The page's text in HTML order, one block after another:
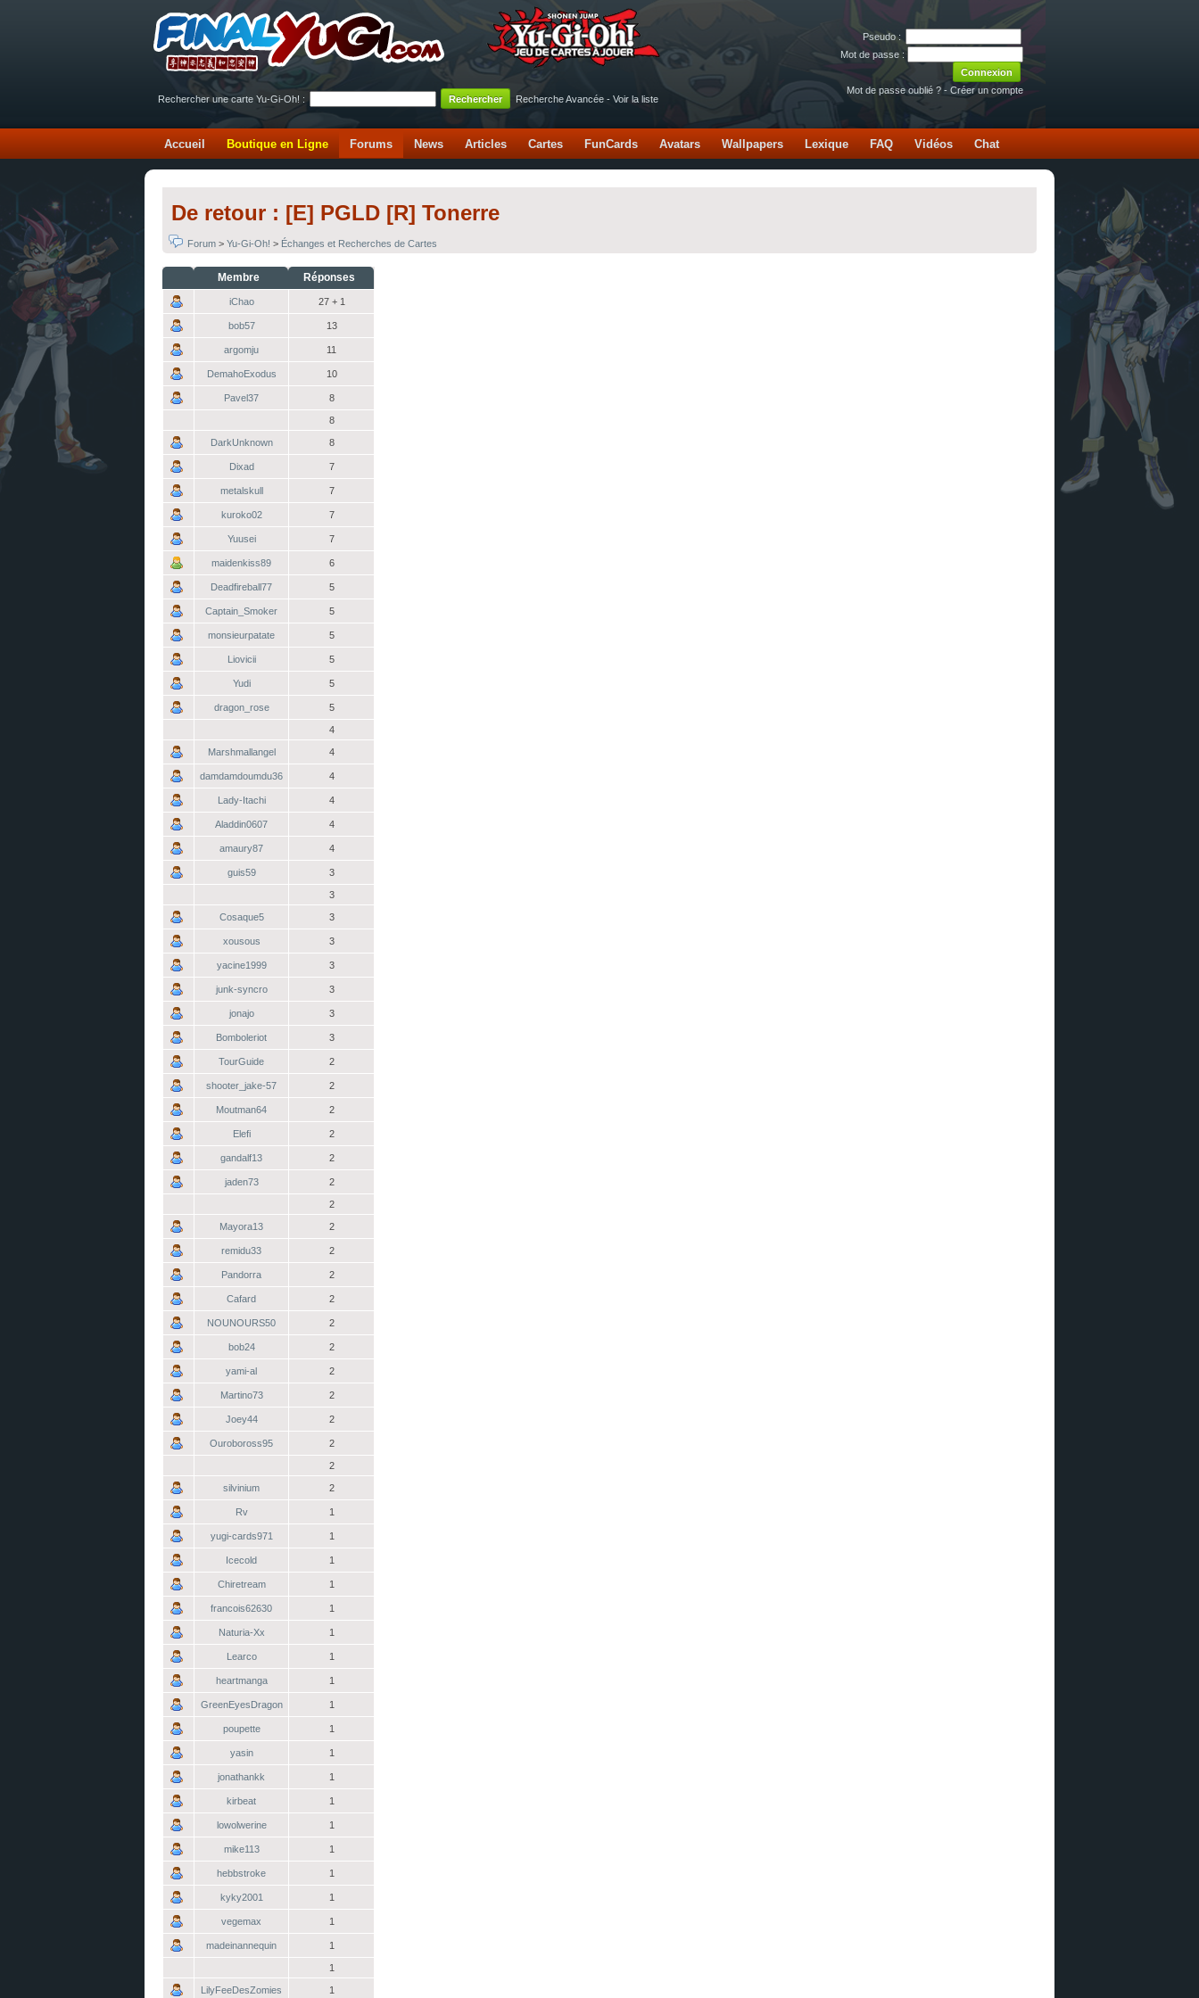
Pseudo :
Mot de passe :
Mot de passe oublié ? - Créer un compte
Rechercher une carte Yu-Gi-Oh! :
Recherche Avancée - Voir la liste
Accueil Boutique en Ligne Forums News Articles Cartes FunCards Avatars Wallpapers Lexique FAQ Vidéos Chat
De retour : [E] PGLD [R] Tonerre
Forum > Yu-Gi-Oh! > Échanges et Recherches de Cartes
Membre Réponses
iChao 27 + 1
bob57 13
argomju 11
DemahoExodus 10
Pavel37 8
8
DarkUnknown 8
Dixad 7
metalskull 7
kuroko02 7
Yuusei 7
maidenkiss89 6
Deadfireball77 5
Captain_Smoker 5
monsieurpatate 5
Liovicii 5
Yudi 5
dragon_rose 5
4
Marshmallangel 4
damdamdoumdu36 4
Lady-Itachi 4
Aladdin0607 4
amaury87 4
guis59 3
3
Cosaque5 3
xousous 3
yacine1999 3
junk-syncro 3
jonajo 3
Bomboleriot 3
TourGuide 2
shooter_jake-57 2
Moutman64 2
Elefi 2
gandalf13 2
jaden73 2
2
Mayora13 2
remidu33 2
Pandorra 2
Cafard 2
NOUNOURS50 2
bob24 2
yami-al 2
Martino73 2
Joey44 2
Ouroboross95 2
2
silvinium 2
Rv 1
yugi-cards971 1
Icecold 1
Chiretream 1
francois62630 1
Naturia-Xx 1
Learco 1
heartmanga 1
GreenEyesDragon 1
poupette 1
yasin 1
jonathankk 1
kirbeat 1
lowolwerine 1
mike113 1
hebbstroke 1
kyky2001 1
vegemax 1
madeinannequin 1
1
LilyFeeDesZomies 1